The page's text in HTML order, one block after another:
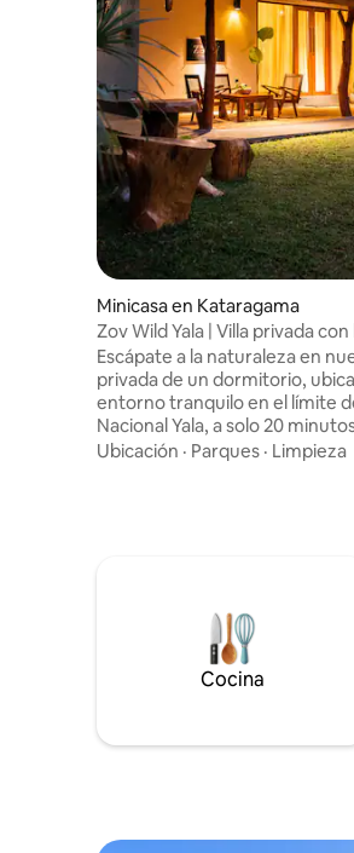
Minicasa en Kataragama
Zov Wild Yala | Villa privada
aire libre
Escápate a la naturaleza en
privada de un dormitorio,
entorno tranquilo en el límite
Nacional Yala, a solo 20
de la entrada del Parque
Rodeada de exuberante
naturaleza virgen, esta villa es
comodidades modernas con
natural tranquilo, ofrece una
única en la que podrás relajarte,
descansar y reconectar con la
Ubicación · Parques · Limpieza
Cocina